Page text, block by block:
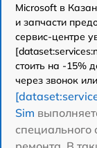
Microsoft в
и запчасти
сервис-центре
стоить на -15%
через звонок
Sim
специального